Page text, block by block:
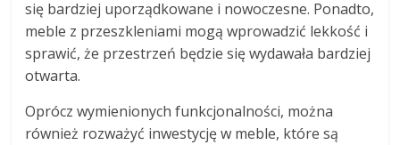
się bardziej uporządkowane i nowoczesne. Ponadto,
meble z przeszkleniami mogą wprowadzić lekkość i
sprawić, że przestrzeń będzie się wydawała bardziej
otwarta.
Oprócz wymienionych funkcjonalności, można
również rozważyć inwestycję w meble, które są